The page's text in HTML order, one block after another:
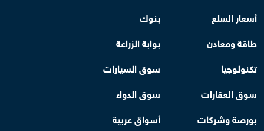
أسعار السلع
بنوك
طاقة ومعادن
بوابة الزراعة
تكنولوجيا
سوق السيارات
سوق العقارات
سوق الدواء
بورصة وشركات
أسواق عربية